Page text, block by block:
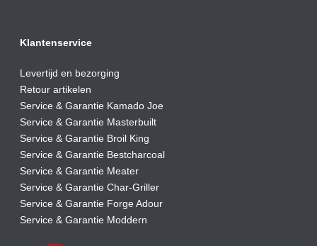
Klantenservice
Levertijd en bezorging
Retour artikelen
Service & Garantie Kamado Joe
Service & Garantie Masterbuilt
Service & Garantie Broil King
Service & Garantie Bestcharcoal
Service & Garantie Meater
Service & Garantie Char-Griller
Service & Garantie Forge Adour
Service & Garantie Moddern